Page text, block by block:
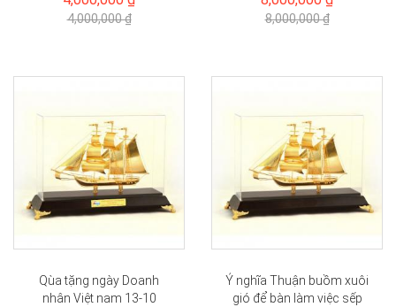
4,000,000 ₫ 8,000,000 ₫
Qùa tặng ngày Doanh
nhân Việt nam 13-10
Ý nghĩa Thuận buồm xuôi
gió để bàn làm việc sếp